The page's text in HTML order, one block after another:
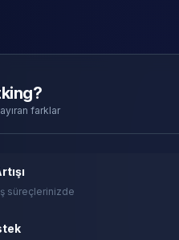
farklar
süreçlerinizde